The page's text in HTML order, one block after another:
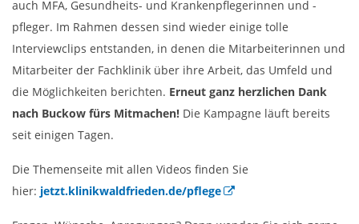
auch MFA, Gesundheits- und Krankenpflegerinnen und -
pfleger. Im Rahmen dessen sind wieder einige tolle
Interviewclips entstanden, in denen die Mitarbeiterinnen und
Mitarbeiter der Fachklinik über ihre Arbeit, das Umfeld und
die Möglichkeiten berichten. Erneut ganz herzlichen Dank
nach Buckow fürs Mitmachen! Die Kampagne läuft bereits
seit einigen Tagen.
Die Themenseite mit allen Videos finden Sie
hier: jetzt.klinikwaldfrieden.de/pflege